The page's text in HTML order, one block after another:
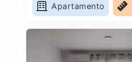
Apartamento